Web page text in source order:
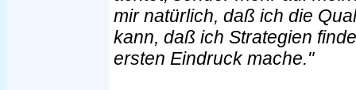
mir natürlich, daß ich die
kann, daß ich Strategien
ersten Eindruck mache."